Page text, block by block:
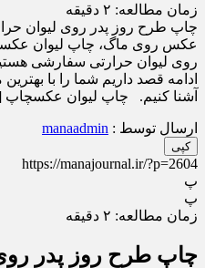
زمان مطالعه: ۲ دقیقه
چاپ طرح روز پدر روی لیوان
عکس روی ماگ، چاپ لیوان
روی لیوان حرارتی سفارشی
ادامه قصد داریم شما را با
آشنا کنیم. چاپ لیوان
ارسال توسط : manaadmin
کپی
https://manajournal.ir/?p=2604
پ
پ
زمان مطالعه: ۲ دقیقه
چاپ طرح روز پدر